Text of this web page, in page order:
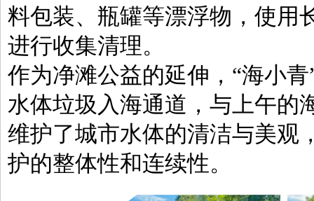
料包装、瓶罐等漂浮物，使用
进行收集清理。
作为净滩公益的延伸，“海小
水体垃圾入海通道，与上午的
维护了城市水体的清洁与美观
护的整体性和连续性。